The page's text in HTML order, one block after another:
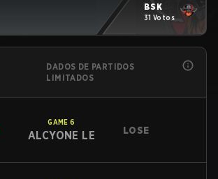
BSK
31 Votos
DADOS DE PARTIDOS
LIMITADOS
GAME 6
ALCYONE LE LOSE